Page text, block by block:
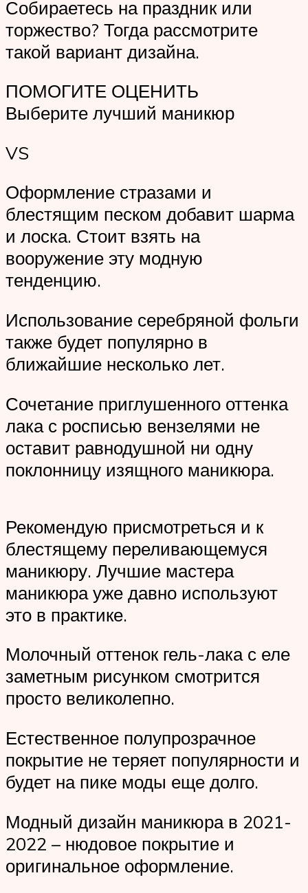
Собираетесь на праздник или
торжество? Тогда рассмотрите
такой вариант дизайна.
ПОМОГИТЕ ОЦЕНИТЬ
Выберите лучший маникюр
VS
Оформление стразами и
блестящим песком добавит шарма
и лоска. Стоит взять на
вооружение эту модную
тенденцию.
Использование серебряной фольги
также будет популярно в
ближайшие несколько лет.
Сочетание приглушенного оттенка
лака с росписью вензелями не
оставит равнодушной ни одну
поклонницу изящного маникюра.
Рекомендую присмотреться и к
блестящему переливающемуся
маникюру. Лучшие мастера
маникюра уже давно используют
это в практике.
Молочный оттенок гель-лака с еле
заметным рисунком смотрится
просто великолепно.
Естественное полупрозрачное
покрытие не теряет популярности и
будет на пике моды еще долго.
Модный дизайн маникюра в 2021-
2022 – нюдовое покрытие и
оригинальное оформление.